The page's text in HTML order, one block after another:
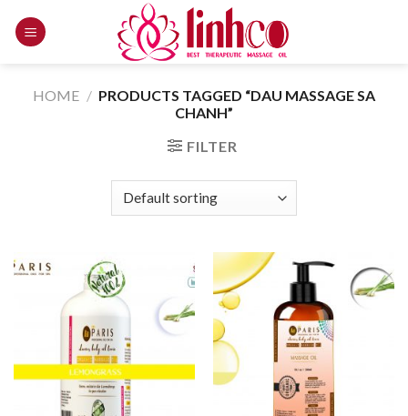
HOME / PRODUCTS TAGGED “DAU MASSAGE SA
CHANH”
FILTER